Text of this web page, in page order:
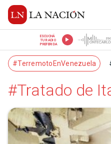
ESCUCHÁ
TU RADIO
PREFERIDA
#TerremotoEnVenezuela
#Tratado de